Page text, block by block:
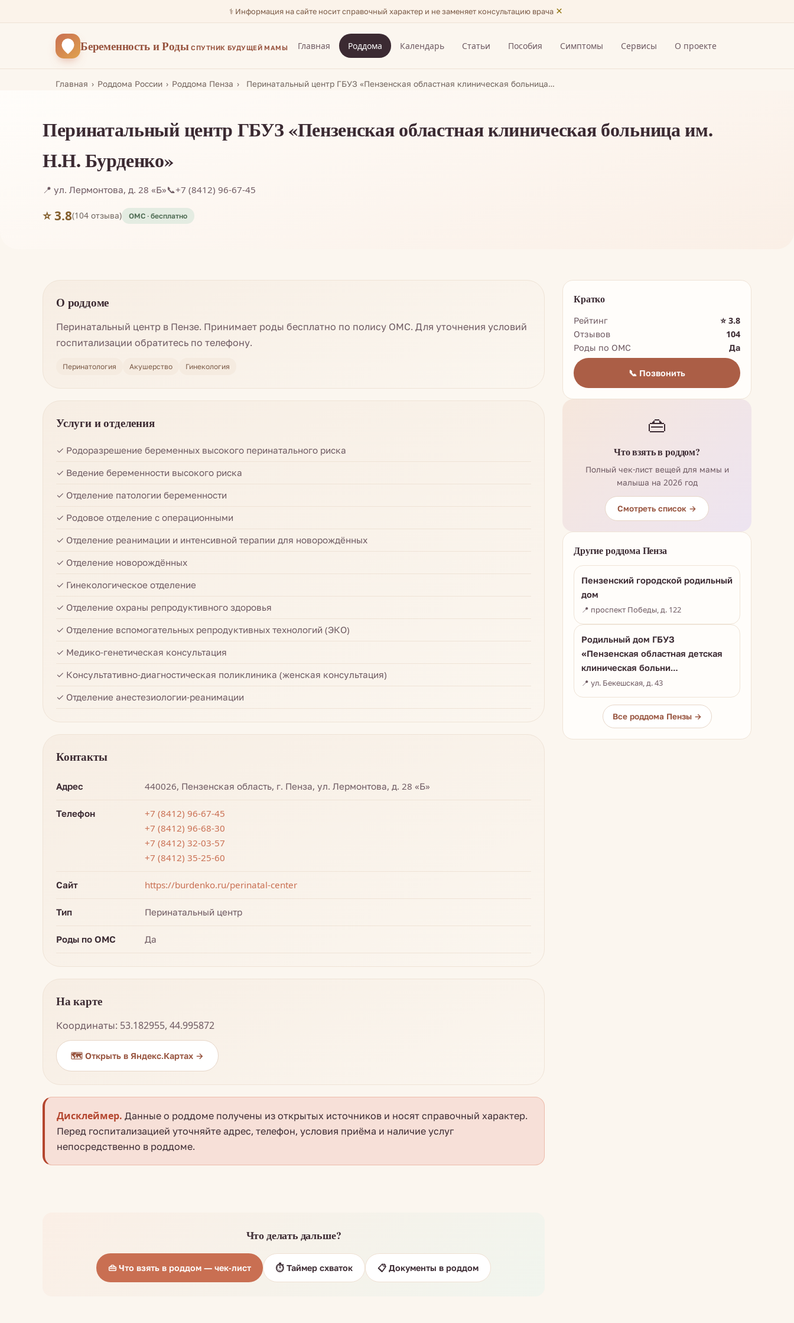
⚕️ Информация на сайте носит справочный характер и не заменяет консультацию врача ×
Беременностьи Роды СПУТНИК БУДУЩЕЙ МАМЫ Главная Роддома Календарь Статьи Пособия Симптомы Сервисы О проекте
Главная Роддома России Роддома Пенза Перинатальный центр ГБУЗ «Пензенская областная клиническая больница…
Перинатальный центр ГБУЗ «Пензенская областная клиническая больница им.
Н.Н. Бурденко»
📍 ул. Лермонтова, д. 28 «Б»📞+7 (8412) 96-67-45
⭐ 3.8(104 отзыва)
О роддоме
Перинатальный центр в Пензе. Принимает роды бесплатно по полису ОМС. Для уточнения условий
госпитализации обратитесь по телефону.
Перинатология Акушерство Гинекология
Услуги и отделения
✓ Родоразрешение беременных высокого перинатального риска
✓ Ведение беременности высокого риска
✓ Отделение патологии беременности
✓ Родовое отделение с операционными
✓ Отделение реанимации и интенсивной терапии для новорождённых
✓ Отделение новорождённых
✓ Гинекологическое отделение
✓ Отделение охраны репродуктивного здоровья
✓ Отделение вспомогательных репродуктивных технологий (ЭКО)
✓ Медико-генетическая консультация
✓ Консультативно-диагностическая поликлиника (женская консультация)
✓ Отделение анестезиологии-реанимации
Контакты
Адрес 440026, Пензенская область, г. Пенза, ул. Лермонтова, д. 28 «Б»
Телефон
+7 (8412) 96-67-45
+7 (8412) 96-68-30
+7 (8412) 32-03-57
+7 (8412) 35-25-60
Сайт https://burdenko.ru/perinatal-center
Тип Перинатальный центр
Роды по ОМС Да
На карте
Координаты: 53.182955, 44.995872
🗺️ Открыть в Яндекс.Картах →
Дисклеймер. Данные о роддоме получены из открытых источников и носят справочный характер.
Перед госпитализацией уточняйте адрес, телефон, условия приёма и наличие услуг
непосредственно в роддоме.
Кратко
Рейтинг
⭐ 3.8
Отзывов
104
Роды по ОМС
Да
📞 Позвонить
👜
Что взять в роддом?
Полный чек-лист вещей для мамы и
малыша на 2026 год
Смотреть список →
Другие роддома Пенза
Пензенский городской родильный
дом
📍 проспект Победы, д. 122
Родильный дом ГБУЗ
«Пензенская областная детская
клиническая больни…
📍 ул. Бекешская, д. 43
Все роддома Пензы →
Что делать дальше?
👜 Что взять в роддом — чек-лист ⏱️ Таймер схваток 📋 Документы в роддом